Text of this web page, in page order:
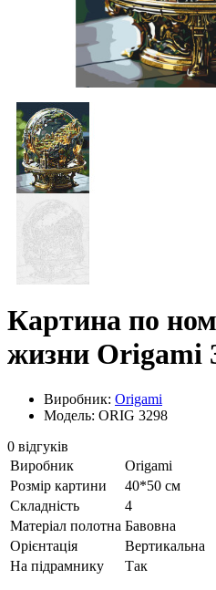
Картина по
жизни Origami
Виробник: Origami
Модель: ORIG 3298
0 відгуків
Виробник
Origami
Розмір картини
40*50 см
Складність
4
Матеріал полотна Бавовна
Орієнтація
Вертикальна
На підрамнику
Так